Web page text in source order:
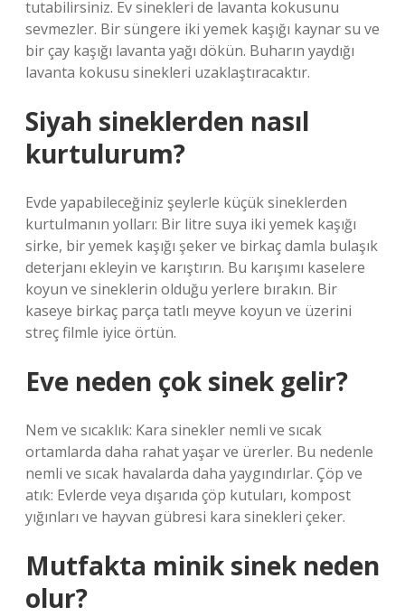
tutabilirsiniz. Ev sinekleri de lavanta kokusunu
sevmezler. Bir süngere iki yemek kaşığı kaynar su ve
bir çay kaşığı lavanta yağı dökün. Buharın yaydığı
lavanta kokusu sinekleri uzaklaştıracaktır.
Siyah sineklerden nasıl
kurtulurum?
Evde yapabileceğiniz şeylerle küçük sineklerden
kurtulmanın yolları: Bir litre suya iki yemek kaşığı
sirke, bir yemek kaşığı şeker ve birkaç damla bulaşık
deterjanı ekleyin ve karıştırın. Bu karışımı kaselere
koyun ve sineklerin olduğu yerlere bırakın. Bir
kaseye birkaç parça tatlı meyve koyun ve üzerini
streç filmle iyice örtün.
Eve neden çok sinek gelir?
Nem ve sıcaklık: Kara sinekler nemli ve sıcak
ortamlarda daha rahat yaşar ve ürerler. Bu nedenle
nemli ve sıcak havalarda daha yaygındırlar. Çöp ve
atık: Evlerde veya dışarıda çöp kutuları, kompost
yığınları ve hayvan gübresi kara sinekleri çeker.
Mutfakta minik sinek neden
olur?